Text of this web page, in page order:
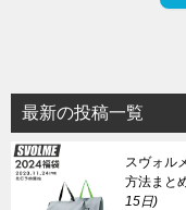
最新の投稿一覧
スヴォル
方法まと
15日